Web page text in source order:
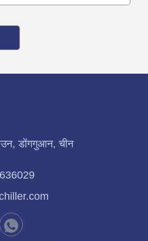
डोंगगुआन, चीन